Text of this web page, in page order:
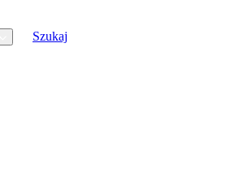
Szukaj